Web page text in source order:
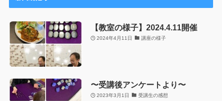
【教室の様子】2024.4.11開催
2024年4月11日 講座の様子
〜受講後アンケートより〜
2023年3月1日 受講生の感想